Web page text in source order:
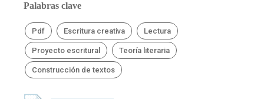
Palabras clave
Pdf Escritura creativa Lectura
Proyecto escritural Teoría literaria
Construcción de textos